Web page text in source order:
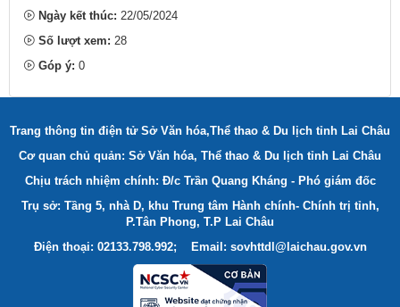
Ngày kết thúc: 22/05/2024
Số lượt xem: 28
Góp ý: 0
Trang thông tin điện tử Sở Văn hóa,Thể thao & Du lịch tỉnh Lai Châu
Cơ quan chủ quản: Sở Văn hóa, Thể thao & Du lịch tỉnh Lai Châu
Chịu trách nhiệm chính: Đ/c Trần Quang Kháng - Phó giám đốc
Trụ sở: Tầng 5, nhà D, khu Trung tâm Hành chính- Chính trị tỉnh,
P.Tân Phong, T.P Lai Châu
Điện thoại: 02133.798.992; Email: sovhttdl@laichau.gov.vn